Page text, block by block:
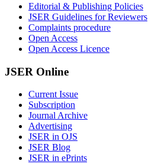
Editorial & Publishing Policies
JSER Guidelines for Reviewers
Complaints procedure
Open Access
Open Access Licence
JSER Online
Current Issue
Subscription
Journal Archive
Advertising
JSER in OJS
JSER Blog
JSER in ePrints